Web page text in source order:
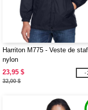
Harriton M775 - Veste de
nylon
23,95 $
32,00 $
-